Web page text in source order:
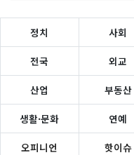
정치 사회
전국 외교
산업 부동산
생활·문화 연예
오피니언 핫이슈